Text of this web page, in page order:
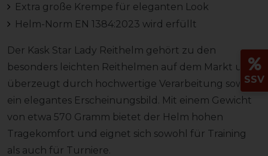
Extra große Krempe für eleganten Look
Helm-Norm EN 1384:2023 wird erfüllt
Der Kask Star Lady Reithelm gehört zu den
besonders leichten Reithelmen auf dem Markt und
überzeugt durch hochwertige Verarbeitung sowie
ein elegantes Erscheinungsbild. Mit einem Gewicht
von etwa 570 Gramm bietet der Helm hohen
Tragekomfort und eignet sich sowohl für Training
als auch für Turniere.
SSV